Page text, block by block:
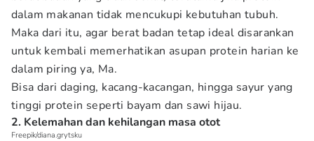
dalam makanan tidak mencukupi kebutuhan tubuh.
Maka dari itu, agar berat badan tetap ideal disarankan
untuk kembali memerhatikan asupan protein harian ke
dalam piring ya, Ma.
Bisa dari daging, kacang-kacangan, hingga sayur yang
tinggi protein seperti bayam dan sawi hijau.
2. Kelemahan dan kehilangan masa otot
Freepik/diana.grytsku